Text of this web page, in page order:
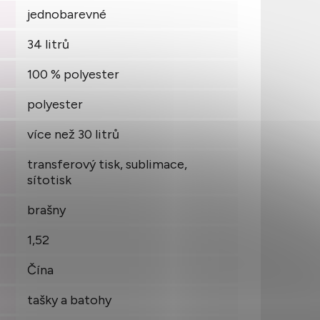
jednobarevné
34 litrů
100 % polyester
polyester
více než 30 litrů
transferový tisk, sublimace,
sítotisk
brašny
1,52
Čína
tašky a batohy